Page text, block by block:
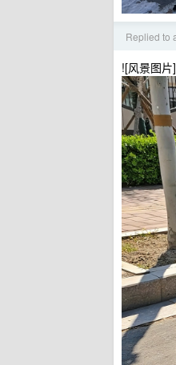
Replied to
![风景图片